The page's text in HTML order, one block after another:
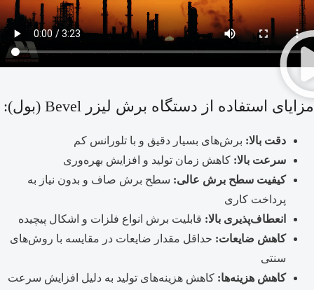
مزایای استفاده از دستگاه برش لیزر Bevel (بول):
دقت بالا: برش‌های بسیار دقیق و با تلورانس کم
سرعت بالا: کاهش زمان تولید و افزایش بهره‌وری
کیفیت سطح برش عالی: سطح برش صاف و بدون نیاز به
پرداخت کاری
انعطاف‌پذیری بالا: قابلیت برش انواع فلزات و اشکال پیچیده
کاهش ضایعات: حداقل مقدار ضایعات در مقایسه با روش‌های
سنتی
کاهش هزینه‌ها: کاهش هزینه‌های تولید به دلیل افزایش سرعت